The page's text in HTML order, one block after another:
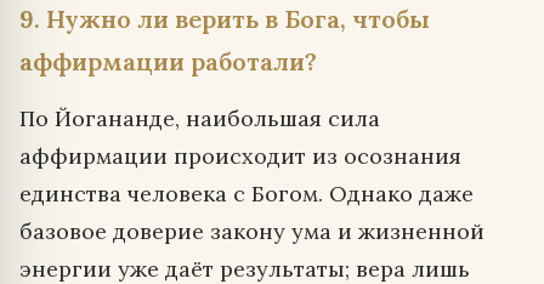
9. Нужно ли верить в Бога, чтобы
аффирмации работали?
По Йогананде, наибольшая сила
аффирмации происходит из осознания
единства человека с Богом. Однако даже
базовое доверие закону ума и жизненной
энергии уже даёт результаты; вера лишь